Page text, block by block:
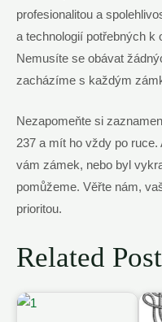
profesionalitou a
a technologií potřebných k
Nemusíte se obávat
zacházíme s každým
Nezapomeňte si
237 a mít ho vždy po
vám zámek, nebo byl
pomůžeme. Věřte nám,
prioritou.
Related